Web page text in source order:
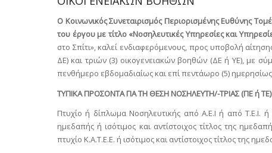
Ο Κοινωνικός Συνεταιρισμός Περιορισμένης Ευθύνης
του έργου με τίτλο «Νοσηλευτικές Υπηρεσίες και
στο Σπίτι», καλεί ενδιαφερόμενους, προς υποβολή
ΔΕ) και τριών (3) οικογενειακών βοηθών (ΔΕ ή ΥΕ), με
πενθήμερο εβδομαδιαίως και επί πεντάωρο (5)
ΤΥΠΙΚΑ ΠΡΟΣΟΝΤΑ ΓΙΑ ΤΗ ΘΕΣΗ ΝΟΣΗΛΕΥΤΗ/-ΤΡΙΑΣ (ΠΕ ή
Πτυχίο ή δίπλωμα Νοσηλευτικής από Α.Ε.Ι ή από Τ.Ε.Ι. ή
ημεδαπής ή ισότιμος και αντίστοιχος τίτλος της
πτυχίο Κ.Α.Τ.Ε.Ε. ή ισότιμος και αντίστοιχος τίτλος της